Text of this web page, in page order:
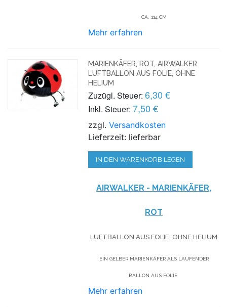
CA. 114 CM
Mehr erfahren
MARIENKÄFER, ROT, AIRWALKER
LUFTBALLON AUS FOLIE, OHNE
HELIUM
Zuzügl. Steuer: 6,30 €
Inkl. Steuer: 7,50 €
zzgl.Versandkosten
Lieferzeit: lieferbar
IN DEN WARENKORB LEGEN
AIRWALKER - MARIENKÄFER,
ROT
LUFTBALLON AUS FOLIE, OHNE HELIUM
EIN GELBER MARIENKÄFER ALS LAUFENDER
BALLON AUS FOLIE
Mehr erfahren